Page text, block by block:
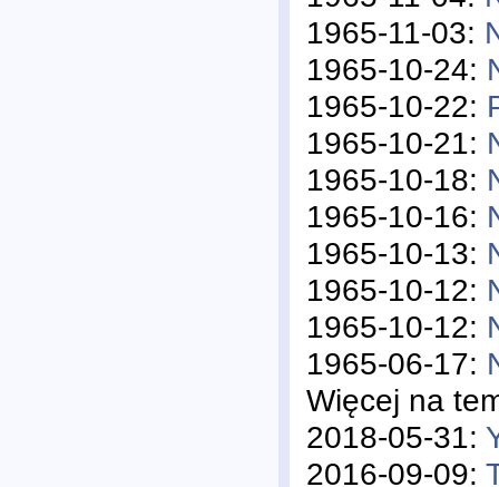
1965-11-03:
1965-10-24:
1965-10-22:
1965-10-21:
1965-10-18:
1965-10-16:
1965-10-13:
1965-10-12:
1965-10-12:
1965-06-17:
Więcej na
2018-05-31:
2016-09-09: